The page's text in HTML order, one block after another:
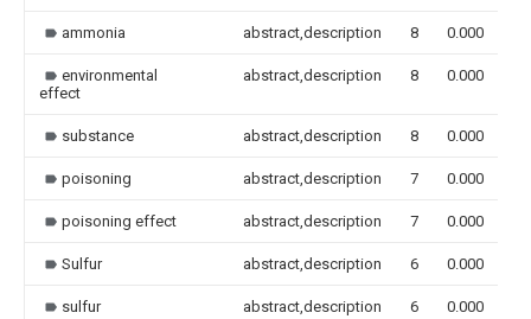
ammonia abstract,description 8 0.000
environmental
effect
abstract,description 8 0.000
substance abstract,description 8 0.000
poisoning abstract,description 7 0.000
poisoning effect abstract,description 7 0.000
Sulfur abstract,description 6 0.000
sulfur abstract,description 6 0.000